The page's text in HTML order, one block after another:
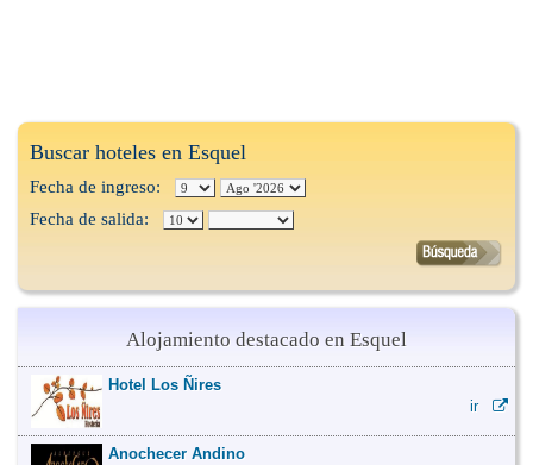
Buscar hoteles en Esquel
Fecha de ingreso:
Fecha de salida:
Alojamiento destacado en Esquel
Hotel Los Ñires
ir
Anochecer Andino